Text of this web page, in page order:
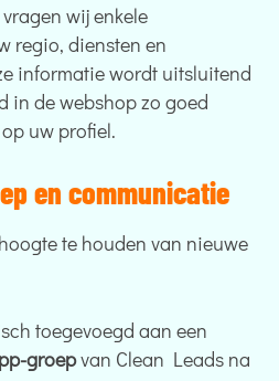
wij enkele
regio, diensten en
informatie wordt uitsluitend
in de webshop zo goed
uw profiel.
en communicatie
te houden van nieuwe
toegevoegd aan een
groepvan Clean Leads na